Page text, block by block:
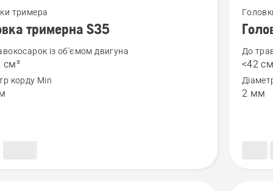
тримера
тримерна S35
із об'ємом двигуна
см³
корду Min
більше
деталей
проДо
<42
2 мм